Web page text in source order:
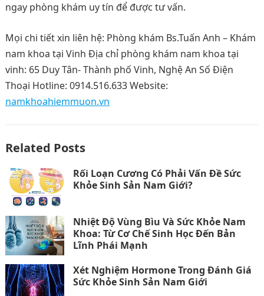
ngay phòng khám uy tín để được tư vấn.
Mọi chi tiết xin liên hệ: Phòng khám Bs.Tuấn Anh – Khám
nam khoa tại Vinh Địa chỉ phòng khám nam khoa tại
vinh: 65 Duy Tân- Thành phố Vinh‎, Nghệ An Số Điện
Thoại Hotline: 0914.516.633 Website:
namkhoahiemmuon.vn
Related Posts
Rối Loạn Cương Có Phải Vấn Đề Sức
Khỏe Sinh Sản Nam Giới?
Nhiệt Độ Vùng Bìu Và Sức Khỏe Nam
Khoa: Từ Cơ Chế Sinh Học Đến Bản
Lĩnh Phái Mạnh
Xét Nghiệm Hormone Trong Đánh Giá
Sức Khỏe Sinh Sản Nam Giới